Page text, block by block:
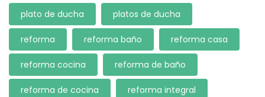
plato de ducha platos de ducha
reforma reforma baño reforma casa
reforma cocina reforma de baño
reforma de cocina reforma integral